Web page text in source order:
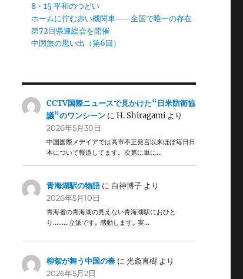
8・15 平和のつどい
ホームに佇む赤い機関車――全国で唯一の存在
第72回県連総会を開催
中国旅の思い出（第6回）
CCTV国際ニュースで見かけた“日米防衛協
議”のワンシーン にH. Shiragami より
2026年5月30日
中国国際メデイアでは高市不正発言以来ほぼ毎日日
本について報道してます。次第に単に…
青海湖駅の物語に 白神博子 より
2026年5月10日
青海省の青海湖の見えない青海湖駅におひと
り………立派です｡ 感動します｡ 実…
柳絮が舞う中国の春 に光斎直樹 より
2026年5月2日